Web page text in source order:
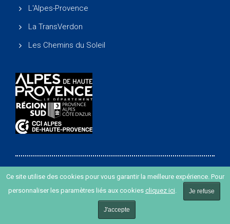
L'Alpes-Provence
La TransVerdon
Les Chemins du Soleil
Copyright ©-Agence de développement des Alpes de
Haute Provence-Création de site internet agence Oyopi
Plan du site-Mentions légales
Ce site utilise des cookies pour vous garantir la meilleure expérience. Pour
personnaliser les paramètres liés aux cookies cliquez ici. Je refuse
J'accepte